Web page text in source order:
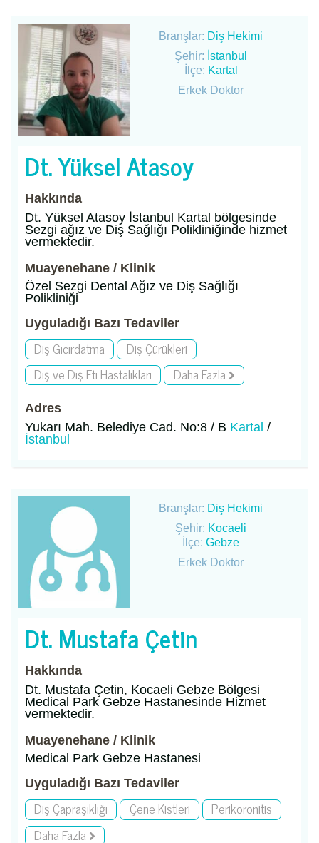
Branşlar: Diş Hekimi
Şehir: İstanbul
İlçe: Kartal
Erkek Doktor
Dt. Yüksel Atasoy
Hakkında
Dt. Yüksel Atasoy İstanbul Kartal bölgesinde
Sezgi ağız ve Diş Sağlığı Polikliniğinde hizmet
vermektedir.
Muayenehane / Klinik
Özel Sezgi Dental Ağız ve Diş Sağlığı
Polikliniği
Uyguladığı Bazı Tedaviler
Diş Gıcırdatma
Diş Çürükleri
Diş ve Diş Eti Hastalıkları
Daha Fazla
Adres
Yukarı Mah. Belediye Cad. No:8 / B Kartal /
İstanbul
Branşlar: Diş Hekimi
Şehir: Kocaeli
İlçe:Gebze
Erkek Doktor
Dt. Mustafa Çetin
Hakkında
Dt. Mustafa Çetin, Kocaeli Gebze Bölgesi
Medical Park Gebze Hastanesinde Hizmet
vermektedir.
Muayenehane / Klinik
Medical Park Gebze Hastanesi
Uyguladığı Bazı Tedaviler
Diş Çapraşıklığı Çene Kistleri
Perikoronitis
Daha Fazla